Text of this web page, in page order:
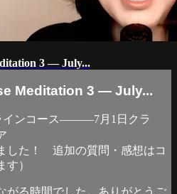
3 — July...
Meditation 3 — July...
ンコース―――7月1日クラ
ア
した！ 追加の質問・感想はコ
す）
がる時間でした。ありがとうご